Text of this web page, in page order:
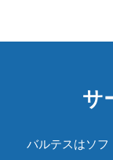
サ
バルテスはソ